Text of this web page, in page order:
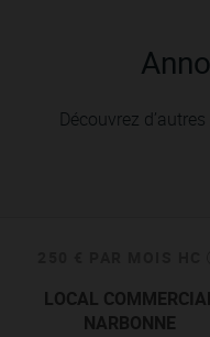
Découvrez
LOCAL
NARBONNE